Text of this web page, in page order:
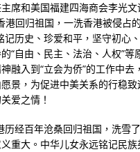
席和美国福建四海商会李光
回归祖国，一洗香港被侵占
记历史、珍爱和平，坚守初心
“自由、民主、法治、人权”
融入到“立会为侨”的工作中
景，为促进中美关系的行稳
爱之情！
历经百年沧桑回归祖国，洗雪
重大。中华儿女永远铭记民